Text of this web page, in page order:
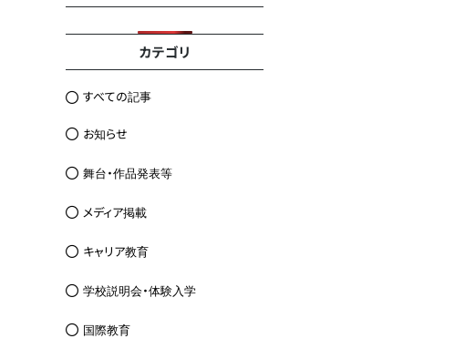
カテゴリ
すべての記事
お知らせ
舞台・作品発表等
メディア掲載
キャリア教育
学校説明会・体験入学
国際教育